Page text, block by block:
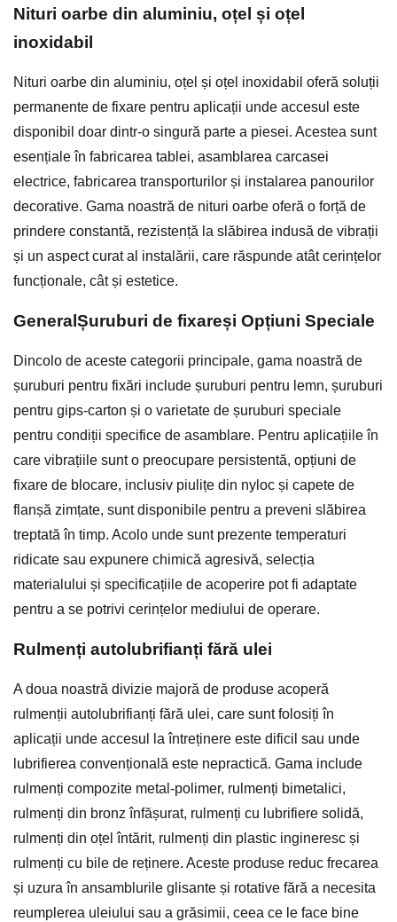
Nituri oarbe din aluminiu, oțel și oțel
inoxidabil
Nituri oarbe din aluminiu, oțel și oțel inoxidabil oferă soluții
permanente de fixare pentru aplicații unde accesul este
disponibil doar dintr-o singură parte a piesei. Acestea sunt
esențiale în fabricarea tablei, asamblarea carcasei
electrice, fabricarea transporturilor și instalarea panourilor
decorative. Gama noastră de nituri oarbe oferă o forță de
prindere constantă, rezistență la slăbirea indusă de vibrații
și un aspect curat al instalării, care răspunde atât cerințelor
funcționale, cât și estetice.
General Șuruburi de fixareși Opțiuni Speciale
Dincolo de aceste categorii principale, gama noastră de
șuruburi pentru fixări include șuruburi pentru lemn, șuruburi
pentru gips-carton și o varietate de șuruburi speciale
pentru condiții specifice de asamblare. Pentru aplicațiile în
care vibrațiile sunt o preocupare persistentă, opțiuni de
fixare de blocare, inclusiv piulițe din nyloc și capete de
flanșă zimțate, sunt disponibile pentru a preveni slăbirea
treptată în timp. Acolo unde sunt prezente temperaturi
ridicate sau expunere chimică agresivă, selecția
materialului și specificațiile de acoperire pot fi adaptate
pentru a se potrivi cerințelor mediului de operare.
Rulmenți autolubrifianți fără ulei
A doua noastră divizie majoră de produse acoperă
rulmenții autolubrifianți fără ulei, care sunt folosiți în
aplicații unde accesul la întreținere este dificil sau unde
lubrifierea convențională este nepractică. Gama include
rulmenți compozite metal-polimer, rulmenți bimetalici,
rulmenți din bronz înfășurat, rulmenți cu lubrifiere solidă,
rulmenți din oțel întărit, rulmenți din plastic ingineresc și
rulmenți cu bile de reținere. Aceste produse reduc frecarea
și uzura în ansamblurile glisante și rotative fără a necesita
reumplerea uleiului sau a grăsimii, ceea ce le face bine